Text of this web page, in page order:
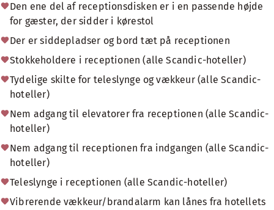
Den ene del af receptionsdisken er i en passende højde
for gæster, der sidder i kørestol
Der er siddepladser og bord tæt på receptionen
Stokkeholdere i receptionen (alle Scandic-hoteller)
Tydelige skilte for teleslynge og vækkeur (alle Scandic-
hoteller)
Nem adgang til elevatorer fra receptionen (alle Scandic-
hoteller)
Nem adgang til receptionen fra indgangen (alle Scandic-
hoteller)
Teleslynge i receptionen (alle Scandic-hoteller)
Vibrerende vækkeur/brandalarm kan lånes fra hotellets